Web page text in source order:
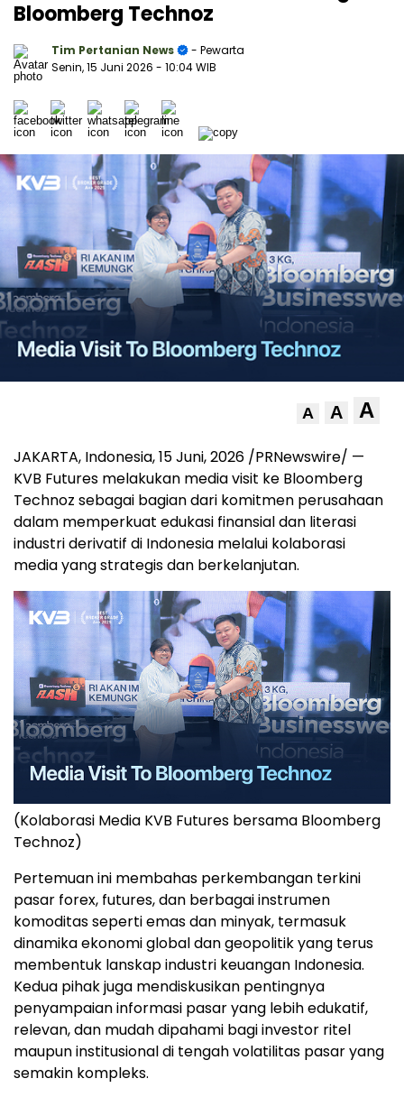
Bloomberg Technoz
Tim Pertanian News
- Pewarta
Senin, 15 Juni 2026 - 10:04 WIB
A A A
JAKARTA, Indonesia,15 Juni, 2026 /PRNewswire/ —
KVB Futures melakukan media visit ke Bloomberg
Technoz sebagai bagian dari komitmen perusahaan
dalam memperkuat edukasi finansial dan literasi
industri derivatif di Indonesia melalui kolaborasi
media yang strategis dan berkelanjutan.
(Kolaborasi Media KVB Futures bersama Bloomberg
Technoz)
Pertemuan ini membahas perkembangan terkini
pasar forex, futures, dan berbagai instrumen
komoditas seperti emas dan minyak, termasuk
dinamika ekonomi global dan geopolitik yang terus
membentuk lanskap industri keuangan Indonesia.
Kedua pihak juga mendiskusikan pentingnya
penyampaian informasi pasar yang lebih edukatif,
relevan, dan mudah dipahami bagi investor ritel
maupun institusional di tengah volatilitas pasar yang
semakin kompleks.